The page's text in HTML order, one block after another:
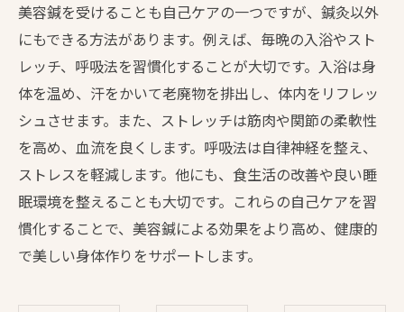
美容鍼を受けることも自己ケアの一つですが、鍼灸以外
にもできる方法があります。例えば、毎晩の入浴やスト
レッチ、呼吸法を習慣化することが大切です。入浴は身
体を温め、汗をかいて老廃物を排出し、体内をリフレッ
シュさせます。また、ストレッチは筋肉や関節の柔軟性
を高め、血流を良くします。呼吸法は自律神経を整え、
ストレスを軽減します。他にも、食生活の改善や良い睡
眠環境を整えることも大切です。これらの自己ケアを習
慣化することで、美容鍼による効果をより高め、健康的
で美しい身体作りをサポートします。